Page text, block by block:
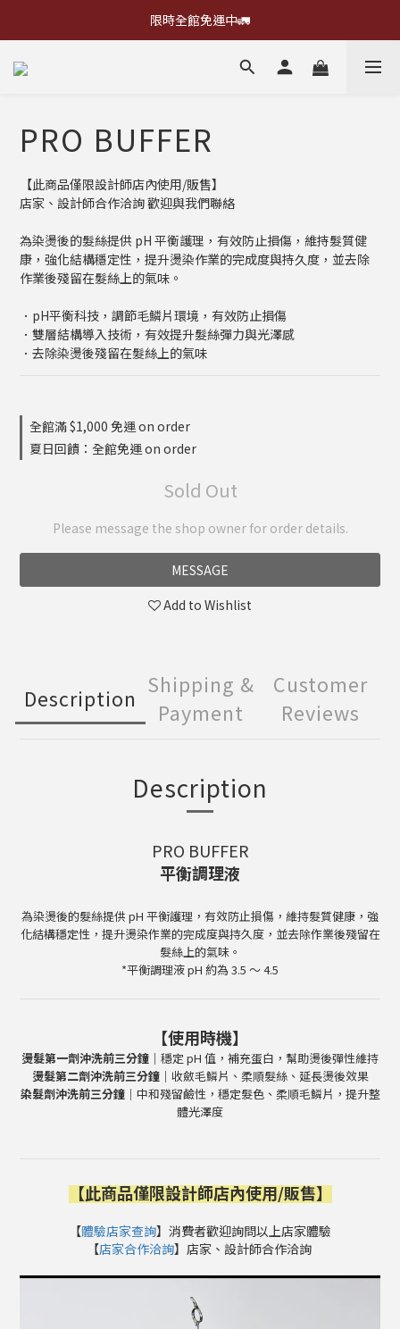
限時全館免運中🚛
PRO BUFFER
【此商品僅限設計師店內使用/販售】
店家、設計師合作洽詢 歡迎與我們聯絡
為染燙後的髮絲提供 pH 平衡護理，有效防止損傷，維持髮質健
康，強化結構穩定性，提升燙染作業的完成度與持久度，並去除
作業後殘留在髮絲上的氣味。
．pH平衡科技，調節毛鱗片環境，有效防止損傷
．雙層結構導入技術，有效提升髮絲彈力與光澤感
．去除染燙後殘留在髮絲上的氣味
全館滿 $1,000 免運 on order
夏日回饋：全館免運 on order
Sold Out
Please message the shop owner for order details.
MESSAGE
Add to Wishlist
Description
Shipping &
Payment
Customer
Reviews
Description
PRO BUFFER
平衡調理液
為染燙後的髮絲提供 pH 平衡護理，有效防止損傷，維持髮質健康，強
化結構穩定性， 提升燙染作業的完成度與持久度，並去除作業後殘留在
髮絲上的氣味。
*平衡調理液 pH 約為 3.5 ～ 4.5
【使用時機】
燙髮第一劑沖洗前三分鐘｜ 穩定 pH 值，補充蛋白，幫助燙後彈性維持
燙髮第二劑沖洗前三分鐘｜ 收斂毛鱗片、柔順髮絲、延長燙後效果
染髮劑沖洗前三分鐘｜ 中和殘留鹼性，穩定髮色、柔順毛鱗片，提升整
體光澤度
【此商品僅限設計師店內使用/販售】
【體驗店家查詢】消費者歡迎詢問以上店家體驗
【店家合作洽詢】店家、設計師合作洽詢